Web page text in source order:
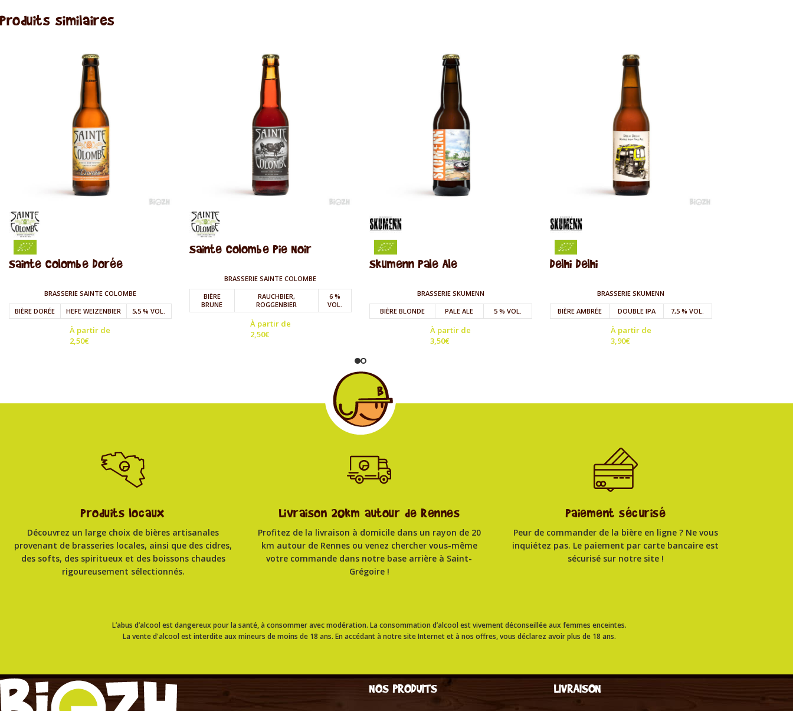
Produits similaires
Sainte Colombe Dorée
BRASSERIE SAINTE COLOMBE
BIÈRE DORÉE
HEFE WEIZENBIER 5,5 % VOL.
À partir de
2,50€
Sainte Colombe Pie Noir
BRASSERIE SAINTE COLOMBE
BIÈRE
BRUNE
RAUCHBIER,
ROGGENBIER
6 %
VOL.
À partir de
2,50€
Skumenn Pale Ale
BRASSERIE SKUMENN
BIÈRE BLONDE
PALE ALE 5 % VOL.
À partir de
3,50€
Delhi Delhi
BRASSERIE SKUMENN
BIÈRE AMBRÉE
DOUBLE IPA 7,5 % VOL.
À partir de
3,90€
Produits locaux
Découvrez un large choix de bières artisanales
provenant de brasseries locales, ainsi que des cidres,
des softs, des spiritueux et des boissons chaudes
rigoureusement sélectionnés.
Livraison 20km autour de Rennes
Profitez de la livraison à domicile dans un rayon de 20
km autour de Rennes ou venez chercher vous-même
votre commande dans notre base arrière à Saint-
Grégoire !
Paiement sécurisé
Peur de commander de la bière en ligne ? Ne vous
inquiétez pas. Le paiement par carte bancaire est
sécurisé sur notre site !
L’abus d’alcool est dangereux pour la santé, à consommer avec modération. La consommation d’alcool est vivement déconseillée aux femmes enceintes.
La vente d'alcool est interdite aux mineurs de moins de 18 ans. En accédant à notre site Internet et à nos offres, vous déclarez avoir plus de 18 ans.
NOS PRODUITS LIVRAISON